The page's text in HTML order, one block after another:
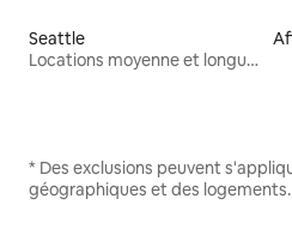
Seattle
Locations moyenne et longue durée
* Des exclusions peuvent
géographiques et des logements.